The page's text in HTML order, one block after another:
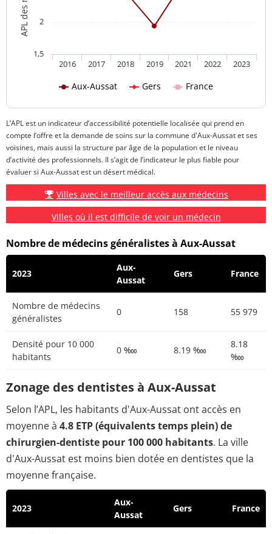
Aux-Aussat Gers France
2016 2017 2018 2019 2021 2022 2023
1,5
2
L’APL est un indicateur d’accessibilité potentielle localisée qui prend en
compte l’offre et la demande de soins sur la commune d'Aux-Aussat et ses
voisines, mais aussi la structure par âge de la population et le niveau
d’activité des professionnels. Il s’agit de l’indicateur le plus fiable pour
évaluer si Aux-Aussat est un désert médical.
Villes avec le meilleur accès aux médecins
Villes où il est difficile de voir un médecin
Nombre de médecins généralistes à Aux-Aussat
2023
Aux-
Aussat
Gers France
Nombre de médecins
généralistes
0 158 55 979
Densité pour 10 000
habitants
0 ‱ 8.19 ‱
8.18
‱
Zonage des dentistes à Aux-Aussat
Selon l’APL, les habitants d'Aux-Aussat ont accès en
moyenne à 4.8 ETP (équivalents temps plein) de
chirurgien-dentiste pour 100 000 habitants. La ville
d'Aux-Aussat est moins bien dotée en dentistes que la
moyenne française.
2023
Aux-
Aussat
Gers France